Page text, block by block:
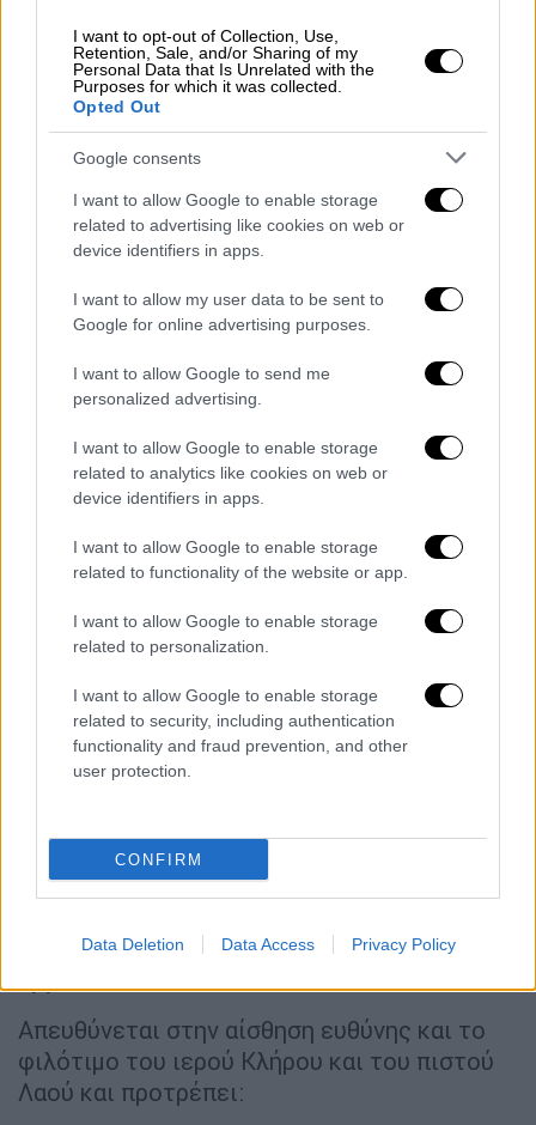
I want to opt-out of Collection, Use,
Retention, Sale, and/or Sharing of my
Personal Data that Is Unrelated with the
Purposes for which it was collected.
Opted Out
Google consents
I want to allow Google to enable storage
related to advertising like cookies on web or
device identifiers in apps.
I want to allow my user data to be sent to
Google for online advertising purposes.
I want to allow Google to send me
personalized advertising.
I want to allow Google to enable storage
related to analytics like cookies on web or
device identifiers in apps.
I want to allow Google to enable storage
related to functionality of the website or app.
I want to allow Google to enable storage
related to personalization.
I want to allow Google to enable storage
related to security, including authentication
functionality and fraud prevention, and other
user protection.
CONFIRM
Data Deletion Data Access Privacy Policy
επισήμως μόνο από τηνΙερά Σύνοδο
Αναφορικά προς την Κοινή Υπουργική
Απόφαση 72486/19.11.2021 (Β’ 5401),
σύμφωνα με την οποία οι πιστοί, όταν
εισέρχονται στους Ιερούς Ναούς για να
μετάσχουν σε Ιερές Ακολουθίες και να
λατρεύσουν τον Αληθινό Θεό, οφείλουν να
θεωρεί ότι η συμμόρφωση των πιστών προς
την Κ.Υ.Α. δεν είναι δυνατόν να ελεγθεί από
το εργατικό (νεωκόροι) ή εθελοντικό
προσωπικό των Ιερών Ναών
αρμοδιότητες φύλαξης, ούτε δημόσιες (π.χ.
αστυνομικές) εξουσίες.
Παραμένει σταθερή στο υπ’ αριθμ.
4766/2205/4.11.2021 Εγκύκλιο Σημείωμά
έκκληση
στον ιερό Κλήρο και τον ευσεβή Λαό να
προστασίαςγια την αποφυγή εξάπλωσης του
κορονοϊούκαι προτρέπει πατρικώς για την
πραγματοποίηση τουυποδεδειγμένου
πανδημίας, ιδίως κατά την τρέχουσα
συγκυρία για όσους είναι μεγαλύτεροι των
διαγνωστικών ελέγχων από όσους δεν έχουν
Απευθύνεται στην αίσθηση ευθύνης και το
φιλότιμο του ιερού Κλήρου και του πιστού
Λαού και προτρέπει: